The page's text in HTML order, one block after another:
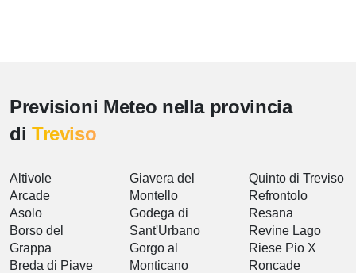
Previsioni Meteo nella provincia
di Treviso
Altivole
Arcade
Asolo
Borso del
Grappa
Breda di Piave
Giavera del
Montello
Godega di
Sant'Urbano
Gorgo al
Monticano
Quinto di Treviso
Refrontolo
Resana
Revine Lago
Riese Pio X
Roncade